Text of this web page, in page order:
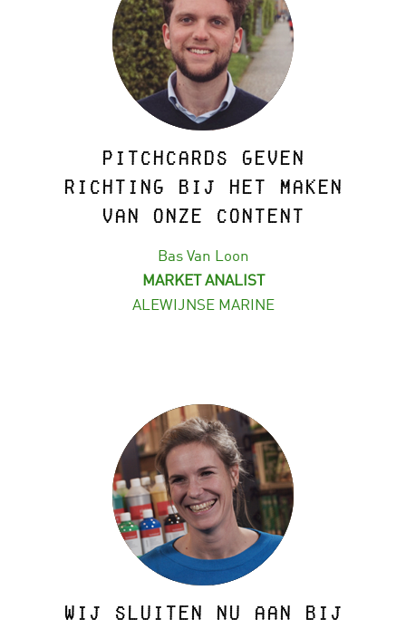
Pitchcards geven
richting bij het maken
van onze content
Bas Van Loon
MARKET ANALIST
ALEWIJNSE MARINE
Wij sluiten nu aan bij